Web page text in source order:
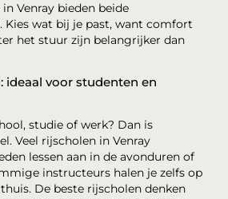
Venray bieden beide
Kies wat bij je past, want comfort
het stuur zijn belangrijker dan
ideaal voor studenten en
studie of werk? Dan is
Veel rijscholen in Venray
lessen aan in de avonduren of
instructeurs halen je zelfs op
De beste rijscholen denken